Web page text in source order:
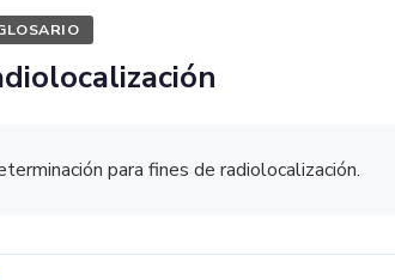
para fines de radiolocalización.